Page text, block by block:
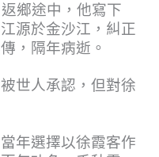
鄉途中，他寫下
源於金沙江，糾正
，隔年病逝。
世人承認，但對徐
年選擇以徐霞客作